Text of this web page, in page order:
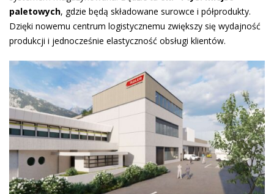
paletowych, gdzie będą składowane surowce i półprodukty.
Dzięki nowemu centrum logistycznemu zwiększy się wydajność
produkcji i jednocześnie elastyczność obsługi klientów.